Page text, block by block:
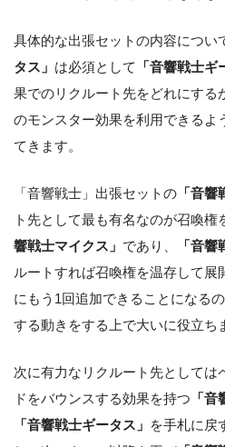
具体的な出張セットの内容につい
タス」 は必須として 「音響戦士ギ
果でのリクルート先をどれにする
のモンスター効果を利用できるよ
てきます。
「音響戦士」出張セットの 「音響
ト先として最も有名なのが召喚権
響戦士マイクス」 であり、 「音響
ルートすれば召喚権を温存して展
にもう1回追加できることになる
する動きをする上で大いに役立ち
次に有力なリクルート先としては
ドをバウンスする効果を持つ 「
「音響戦士ギータス」 を手札に戻